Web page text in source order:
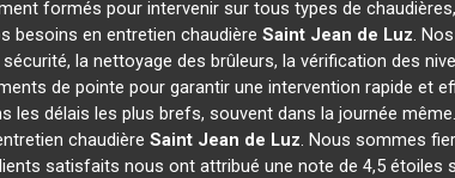
formés pour intervenir sur tous types de
besoins en entretien chaudière Saint Jean de Luz.
la nettoyage des brûleurs, la vérification des
de pointe pour garantir une intervention rapide et
les délais les plus brefs, souvent dans la journée
chaudière Saint Jean de Luz. Nous sommes
satisfaits nous ont attribué une note de 4,5 étoiles